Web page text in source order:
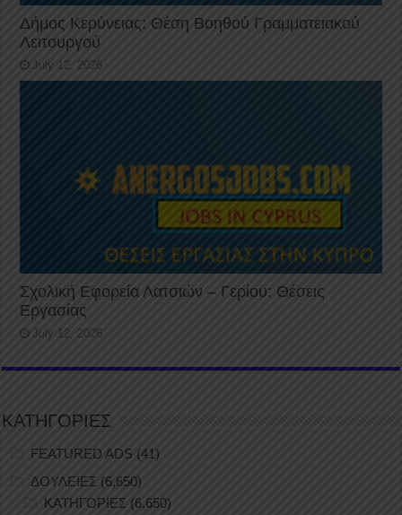
Δήμος Κερύνειας: Θέση Βοηθού Γραμματειακού
Λειτουργού
July 12, 2026
Σχολική Εφορεία Λατσιών – Γερίου: Θέσεις
Εργασίας
July 12, 2026
ΚΑΤΗΓΟΡΙΕΣ
FEATURED ADS (41)
ΔΟΥΛΕΙΕΣ (6,650)
ΚΑΤΗΓΟΡΙΕΣ (6,650)